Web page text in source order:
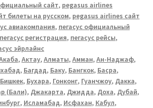
сайт, pegasus airlines
билеты на русском, pegasus airlines сайт
авиакомпания, пегасус официальный
пегасус регистрация, пегасус рейсы,
эйрлайнс
, Актау, Алматы, Амман, Ан-Наджаф,
, Багдад, Баку, Бангкок, Басра,
Бишкек, Бухара, Гонконг, Гуанчжоу, Дакка,
(Бали), Джакарта, Джидда, Доха, Дубай,
, Исламабад, Исфахан, Кабул,